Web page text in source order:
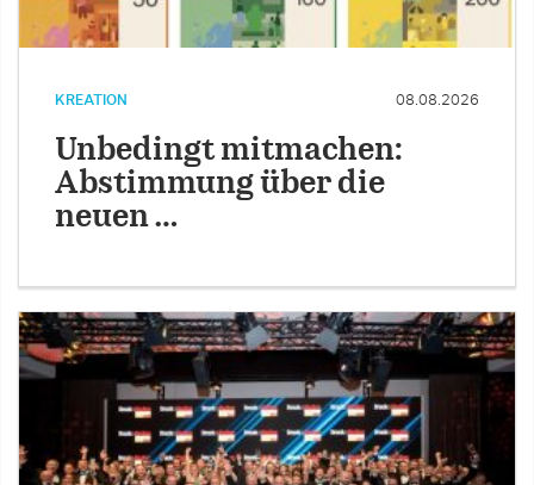
KREATION 08.08.2026
Unbedingt mitmachen:
Abstimmung über die
neuen …